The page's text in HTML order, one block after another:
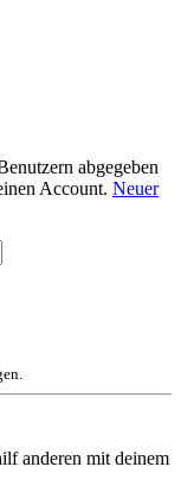
abgegeben
Account. Neuer
anderen mit deinem